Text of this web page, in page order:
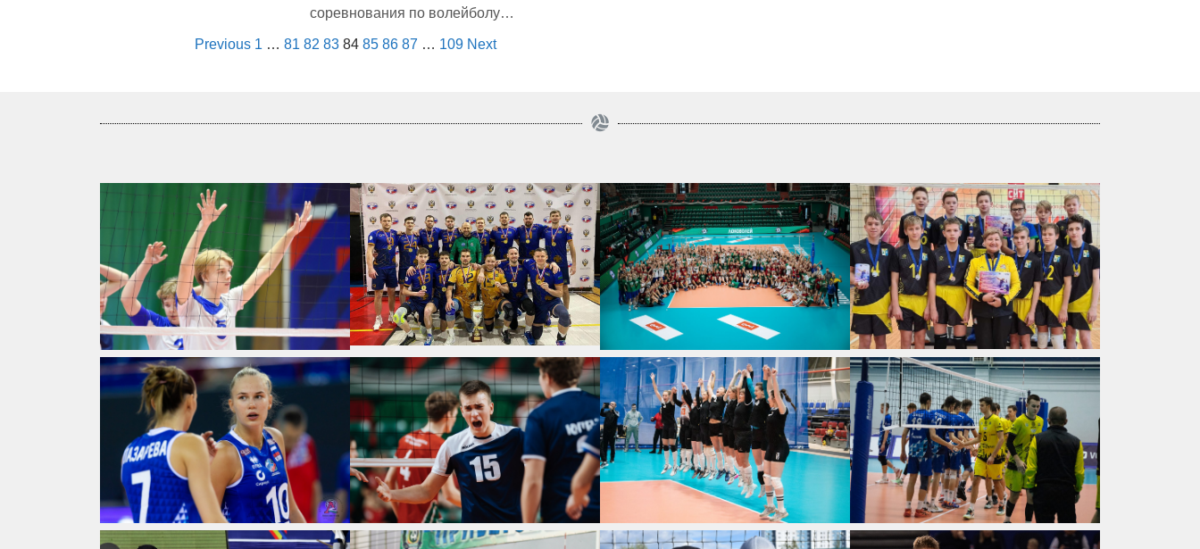
соревнования по волейболу…
Previous 1 … 81 82 83 84 85 86 87 … 109 Next